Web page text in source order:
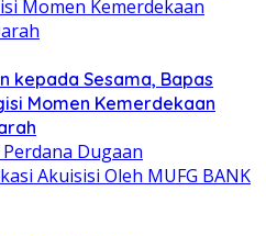
kepada Sesama, Bapas
Momen Kemerdekaan